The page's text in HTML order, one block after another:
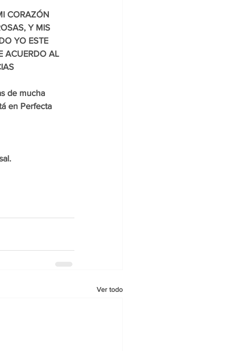
CORAZÓN
Y MIS
YO ESTE
ACUERDO AL
de mucha
en Perfecta
Ver todo